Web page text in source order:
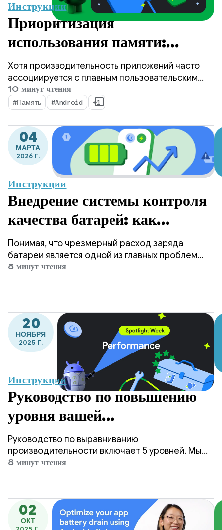
Инструкции
Приоритизация
использования памяти:
основные шаги для
Android 17
Хотя производительность приложений часто
ассоциируется с плавным пользовательским
интерфейсом и быстрым запуском, память
служит негласным фундаментом, на котором
строятся эти видимые показатели. Не секрет,
что мы наблюдаем сдвиг, при котором объем
памяти устройства становится важнее, чем
когда-либо.
10 минут чтения
#Память #Android +1
04
МАРТА
2026 Г.
Инструкции
Внедрение системы контроля
качества батарей: как
оптимизировать
распространенные сценарии
использования функции
Понимая, что чрезмерный расход заряда
батареи является одной из главных проблем
для пользователей Android, Google
8 минут чтения
20
НОЯБРЯ
2025 Г.
Инструкции
Руководство по повышению
уровня вашей
производительности
Руководство по выравниванию
производительности включает 5 уровней. Мы
начнем с уровня 1, который знакомит с
минимальных усилий по внедрению, и перейдем
к уровню 5, идеально подходящему для
приложений, которые располагают ресурсами
8 минут чтения
02
ОКТ